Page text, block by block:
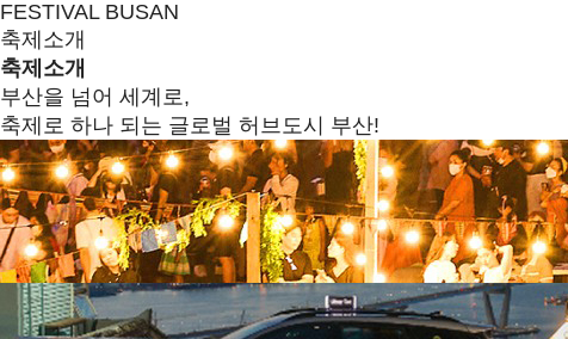
FESTIVAL BUSAN
축제소개
축제소개
부산을 넘어 세계로,
축제로 하나 되는 글로벌 허브도시 부산!